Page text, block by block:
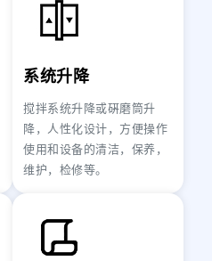
系统升降
搅拌系统升降或硏磨筒升
降，人性化设计，方便操作
使用和设备的清洁，保养，
维护，检修等。